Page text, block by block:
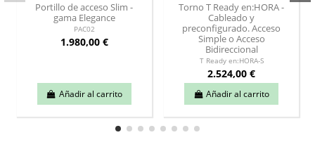
Portillo de acceso Slim -
gama Elegance
PAC02
1.980,00 €
Añadir al carrito
Torno T Ready en:HORA -
Cableado y
preconfigurado. Acceso
Simple o Acceso
Bidireccional
T Ready en:HORA-S
2.524,00 €
Añadir al carrito